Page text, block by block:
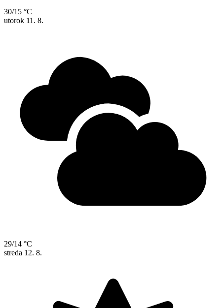
30/15 °C
utorok 11. 8.
29/14 °C
streda 12. 8.